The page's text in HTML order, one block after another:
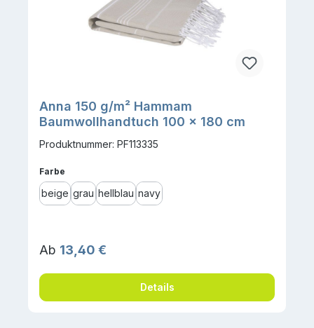
Anna 150 g/m² Hammam
Baumwollhandtuch 100 × 180 cm
Produktnummer: PF113335
Farbe
beige grau hellblau navy
Regulärer Preis:
Ab 13,40 €
Details